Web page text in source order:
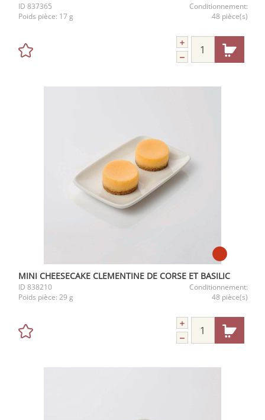
ID 837365
Conditionnement:
Poids pièce: 17 g 48 pièce(s)
MINI CHEESECAKE CLEMENTINE DE CORSE ET BASILIC
ID 838210
Conditionnement:
Poids pièce: 29 g 48 pièce(s)